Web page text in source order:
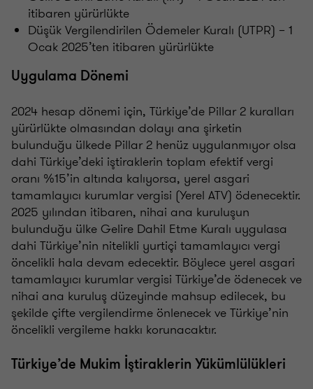
itibaren yürürlükte
Düşük Vergilendirilen Ödemeler Kuralı (UTPR) – 1
Ocak 2025’ten itibaren yürürlükte
Uygulama Dönemi
2024 hesap dönemi için, Türkiye’de Pillar 2 kuralları
yürürlükte olmasından dolayı ana şirketin
bulunduğu ülkede Pillar 2 henüz uygulanmıyor olsa
dahi Türkiye’deki iştiraklerin toplam efektif vergi
oranı %15’in altında kalıyorsa, yerel asgari
tamamlayıcı kurumlar vergisi (Yerel ATV) ödenecektir.
2025 yılından itibaren, nihai ana kuruluşun
bulunduğu ülke Gelire Dahil Etme Kuralı uygulasa
dahi Türkiye’nin nitelikli yurtiçi tamamlayıcı vergi
öncelikli hala devam edecektir. Böylece yerel asgari
tamamlayıcı kurumlar vergisi Türkiye’de ödenecek ve
nihai ana kuruluş düzeyinde mahsup edilecek, bu
şekilde çifte vergilendirme önlenecek ve Türkiye’nin
öncelikli vergileme hakkı korunacaktır.
Türkiye’de Mukim İştiraklerin Yükümlülükleri